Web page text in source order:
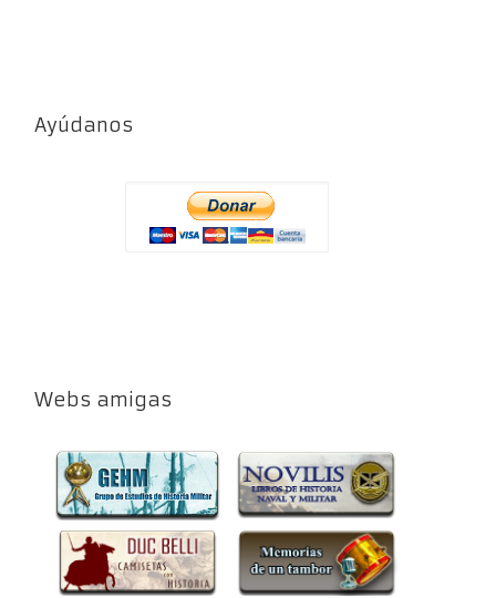
Ayúdanos
Webs amigas